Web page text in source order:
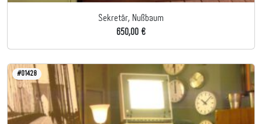
Sekretär, Nußbaum
650,00 €
#01428